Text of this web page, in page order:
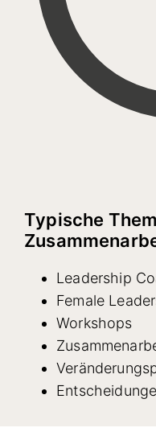
Typische
Leadership
Female
Workshops